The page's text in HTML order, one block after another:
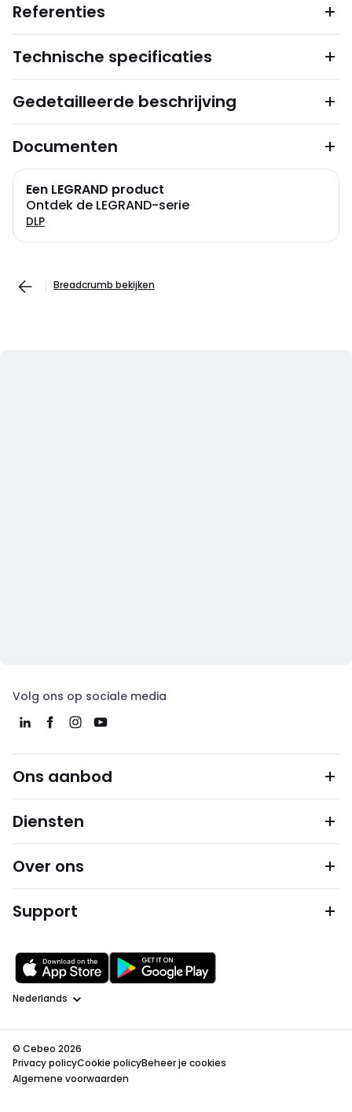
Referenties
Technische specificaties
Gedetailleerde beschrijving
Documenten
Een LEGRAND product
Ontdek de LEGRAND-serie
DLP
Breadcrumb bekijken
Volg ons op sociale media
Ons aanbod
Diensten
Over ons
Support
Taal
© Cebeo 2026
Privacy policyCookie policyBeheer je cookies
Algemene voorwaarden